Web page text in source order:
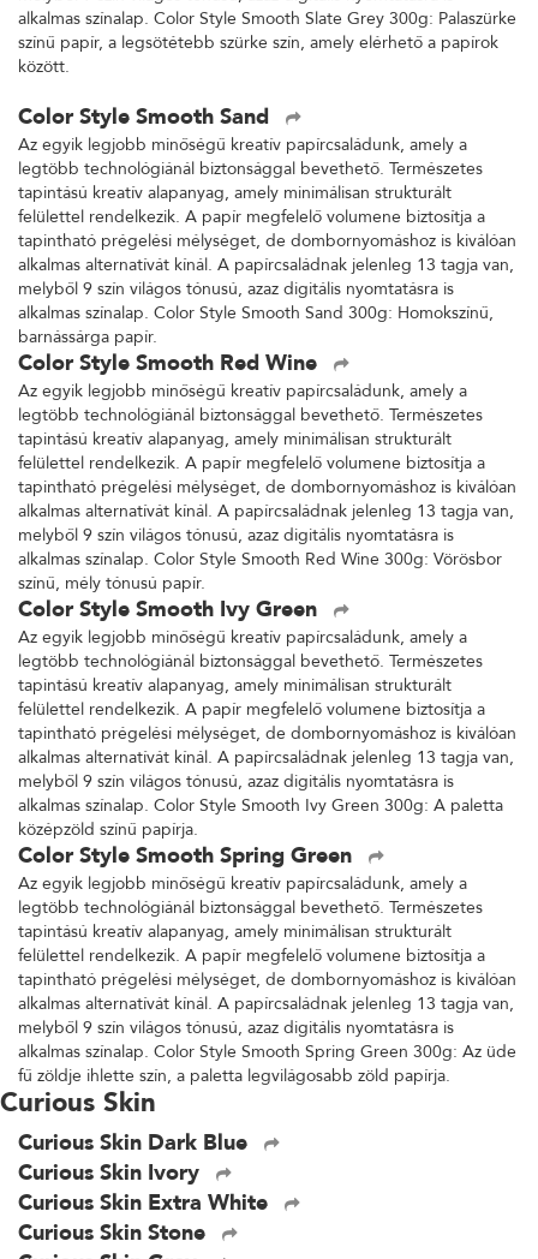
alkalmas színalap. Color Style Smooth Slate Grey 300g: Palaszürke
színű papír, a legsötétebb szürke szín, amely elérhető a papírok
között.
Color Style Smooth Sand
Az egyik legjobb minőségű kreatív papírcsaládunk, amely a
legtöbb technológiánál biztonsággal bevethető. Természetes
tapintású kreatív alapanyag, amely minimálisan strukturált
felülettel rendelkezik. A papír megfelelő volumene biztosítja a
tapintható prégelési mélységet, de dombornyomáshoz is kiválóan
alkalmas alternatívát kínál. A papírcsaládnak jelenleg 13 tagja van,
melyből 9 szín világos tónusú, azaz digitális nyomtatásra is
alkalmas színalap. Color Style Smooth Sand 300g: Homokszínű,
barnássárga papír.
Color Style Smooth Red Wine
Az egyik legjobb minőségű kreatív papírcsaládunk, amely a
legtöbb technológiánál biztonsággal bevethető. Természetes
tapintású kreatív alapanyag, amely minimálisan strukturált
felülettel rendelkezik. A papír megfelelő volumene biztosítja a
tapintható prégelési mélységet, de dombornyomáshoz is kiválóan
alkalmas alternatívát kínál. A papírcsaládnak jelenleg 13 tagja van,
melyből 9 szín világos tónusú, azaz digitális nyomtatásra is
alkalmas színalap. Color Style Smooth Red Wine 300g: Vörösbor
színű, mély tónusú papír.
Color Style Smooth Ivy Green
Az egyik legjobb minőségű kreatív papírcsaládunk, amely a
legtöbb technológiánál biztonsággal bevethető. Természetes
tapintású kreatív alapanyag, amely minimálisan strukturált
felülettel rendelkezik. A papír megfelelő volumene biztosítja a
tapintható prégelési mélységet, de dombornyomáshoz is kiválóan
alkalmas alternatívát kínál. A papírcsaládnak jelenleg 13 tagja van,
melyből 9 szín világos tónusú, azaz digitális nyomtatásra is
alkalmas színalap. Color Style Smooth Ivy Green 300g: A paletta
középzöld színű papírja.
Color Style Smooth Spring Green
Az egyik legjobb minőségű kreatív papírcsaládunk, amely a
legtöbb technológiánál biztonsággal bevethető. Természetes
tapintású kreatív alapanyag, amely minimálisan strukturált
felülettel rendelkezik. A papír megfelelő volumene biztosítja a
tapintható prégelési mélységet, de dombornyomáshoz is kiválóan
alkalmas alternatívát kínál. A papírcsaládnak jelenleg 13 tagja van,
melyből 9 szín világos tónusú, azaz digitális nyomtatásra is
alkalmas színalap. Color Style Smooth Spring Green 300g: Az üde
fű zöldje ihlette szín, a paletta legvilágosabb zöld papírja.
Curious Skin
Curious Skin Dark Blue
Curious Skin Ivory
Curious Skin Extra White
Curious Skin Stone